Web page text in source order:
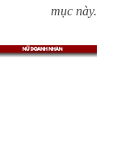
mục này.